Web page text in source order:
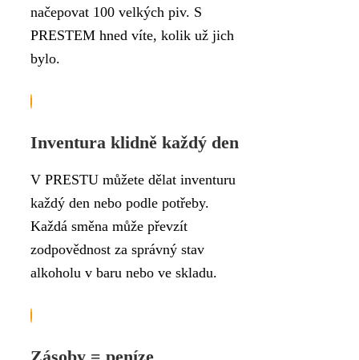
načepovat 100 velkých piv. S
PRESTEM hned víte, kolik už jich
bylo.
Inventura klidně každý den
V PRESTU můžete dělat inventuru
každý den nebo podle potřeby.
Každá směna může převzít
zodpovědnost za správný stav
alkoholu v baru nebo ve skladu.